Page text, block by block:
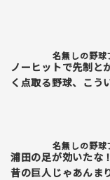
名無しの野球
ノーヒットで先制と
く点取る野球、こう
名無しの野球
浦田の足が効いたな
昔の巨人じゃあんま